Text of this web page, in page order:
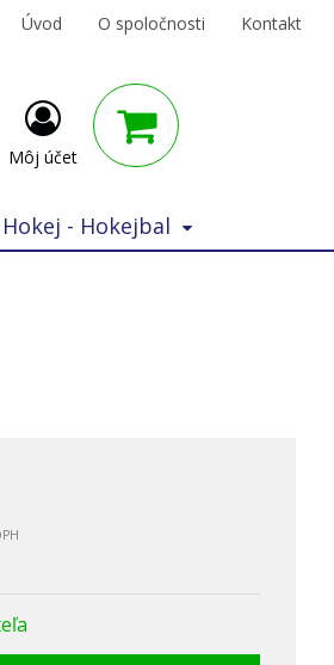
Úvod O spoločnosti Kontakt
Môj účet
Hokej - Hokejbal